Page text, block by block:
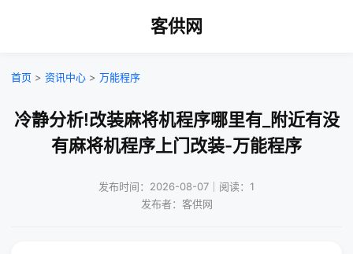
客供网
首页 > 资讯中心 > 万能程序
冷静分析!改装麻将机程序哪里有_附近有没
有麻将机程序上门改装-万能程序
发布时间：2026-08-07｜阅读：1
发布者：客供网